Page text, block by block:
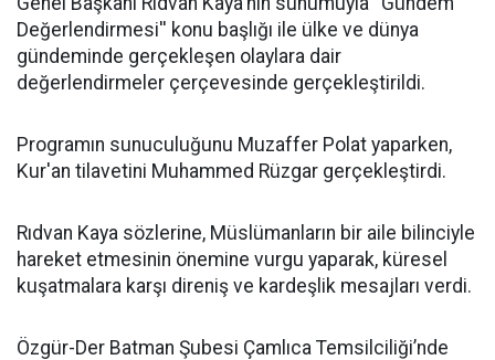
Değerlendirmesi'' konu başlığı ile ülke ve dünya
gündeminde gerçekleşen olaylara dair
değerlendirmeler çerçevesinde gerçekleştirildi.
Programın sunuculuğunu Muzaffer Polat yaparken,
Kur'an tilavetini Muhammed Rüzgar gerçekleştirdi.
Rıdvan Kaya sözlerine, Müslümanların bir aile bilinciyle
hareket etmesinin önemine vurgu yaparak, küresel
kuşatmalara karşı direniş ve kardeşlik mesajları verdi.
Özgür-Der Batman Şubesi Çamlıca Temsilciliği’nde